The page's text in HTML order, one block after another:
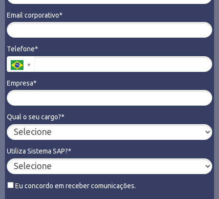
Email corporativo*
Telefone*
Empresa*
Qual o seu cargo?*
Utiliza Sistema SAP?*
Eu concordo em receber comunicações.